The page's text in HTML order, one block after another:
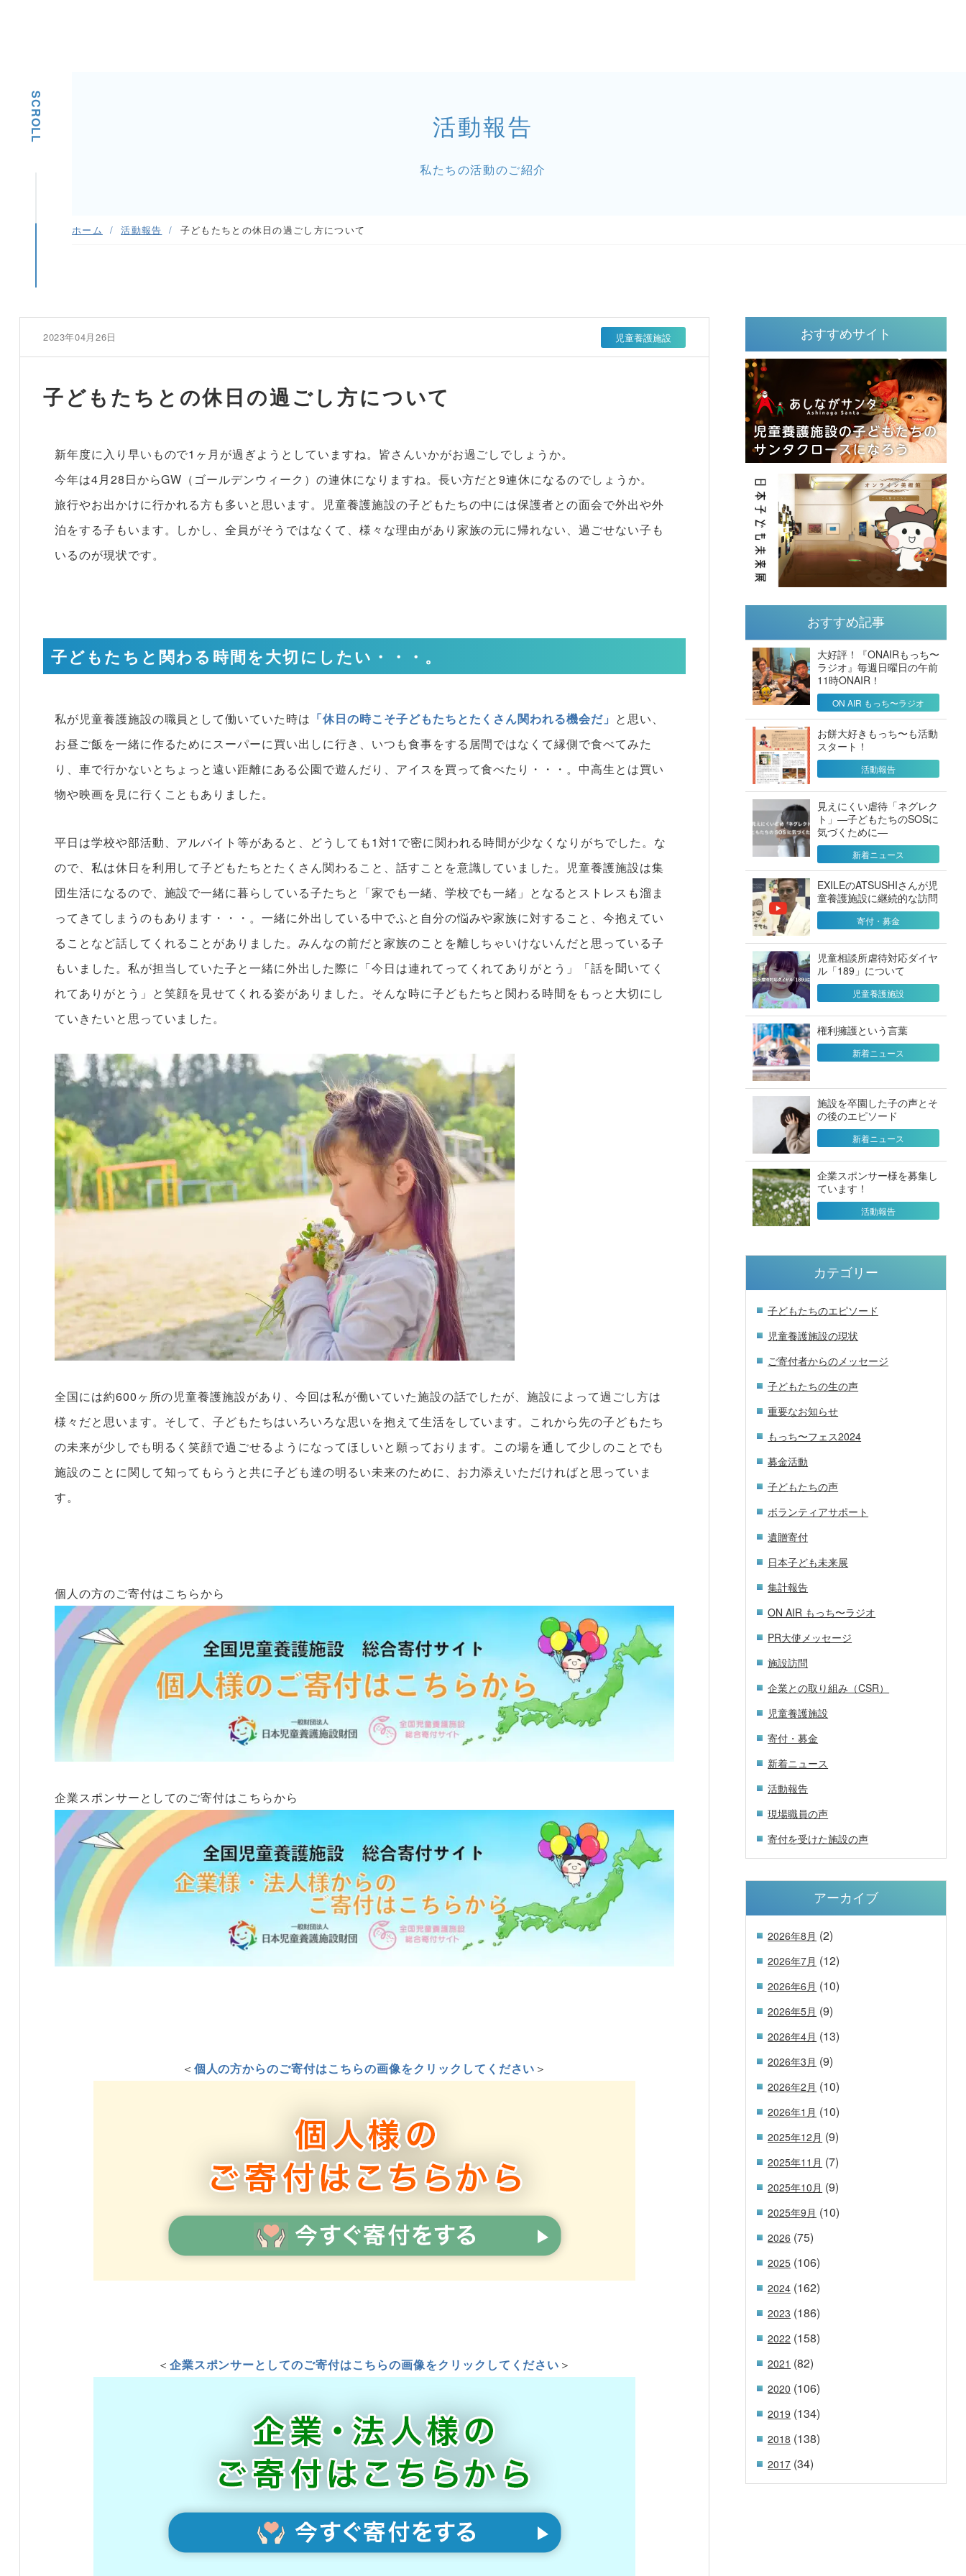
SCROLL 活動報告
私たちの活動のご紹介
ホーム 活動報告 子どもたちとの休日の過ごし方について
2023年04月26日 児童養護施設
子どもたちとの休日の過ごし方について
新年度に入り早いもので1ヶ月が過ぎようとしていますね。皆さんいかがお過ごしでしょうか。
今年は4月28日からGW（ゴールデンウィーク）の連休になりますね。長い方だと9連休になるのでしょうか。
旅行やお出かけに行かれる方も多いと思います。児童養護施設の子どもたちの中には保護者との面会で外出や外
泊をする子もいます。しかし、全員がそうではなくて、様々な理由があり家族の元に帰れない、過ごせない子も
いるのが現状です。
子どもたちと関わる時間を大切にしたい・・・。
私が児童養護施設の職員として働いていた時は 「休日の時こそ子どもたちとたくさん関われる機会だ」 と思い、
お昼ご飯を一緒に作るためにスーパーに買い出しに行き、いつも食事をする居間ではなくて縁側で食べてみた
り、車で行かないとちょっと遠い距離にある公園で遊んだり、アイスを買って食べたり・・・。中高生とは買い
物や映画を見に行くこともありました。
平日は学校や部活動、アルバイト等があると、どうしても1対1で密に関われる時間が少なくなりがちでした。な
ので、私は休日を利用して子どもたちとたくさん関わること、話すことを意識していました。児童養護施設は集
団生活になるので、施設で一緒に暮らしている子たちと「家でも一緒、学校でも一緒」となるとストレスも溜ま
ってきてしまうのもあります・・・。一緒に外出している中でふと自分の悩みや家族に対すること、今抱えてい
ることなど話してくれることがありました。みんなの前だと家族のことを離しちゃいけないんだと思っている子
もいました。私が担当していた子と一緒に外出した際に「今日は連れてってくれてありがとう」「話を聞いてく
れてありがとう」と笑顔を見せてくれる姿がありました。そんな時に子どもたちと関わる時間をもっと大切にし
ていきたいと思っていました。
全国には約600ヶ所の児童養護施設があり、今回は私が働いていた施設の話でしたが、施設によって過ごし方は
様々だと思います。そして、子どもたちはいろいろな思いを抱えて生活をしています。これから先の子どもたち
の未来が少しでも明るく笑顔で過ごせるようになってほしいと願っております。この場を通して少しのことでも
施設のことに関して知ってもらうと共に子ども達の明るい未来のために、お力添えいただければと思っていま
す。
個人の方のご寄付はこちらから
企業スポンサーとしてのご寄付はこちらから
＜ 個人の方からのご寄付はこちらの画像をクリックしてください ＞
＜ 企業スポンサーとしてのご寄付はこちらの画像をクリックしてください ＞
おすすめサイト
おすすめ記事
大好評！『ONAIRもっち〜
ラジオ』毎週日曜日の午前
11時ONAIR！
ON AIR もっち〜ラジオ
お餅大好きもっち〜も活動
スタート！
活動報告
見えにくい虐待「ネグレク
ト」―子どもたちのSOSに
気づくために―
新着ニュース
EXILEのATSUSHIさんが児
童養護施設に継続的な訪問
寄付・募金
児童相談所虐待対応ダイヤ
ル「189」について
児童養護施設
権利擁護という言葉
新着ニュース
施設を卒園した子の声とそ
の後のエピソード
新着ニュース
企業スポンサー様を募集し
ています！
活動報告
カテゴリー
子どもたちのエピソード
児童養護施設の現状
ご寄付者からのメッセージ
子どもたちの生の声
重要なお知らせ
もっち〜フェス2024
募金活動
子どもたちの声
ボランティアサポート
遺贈寄付
日本子ども未来展
集計報告
ON AIR もっち〜ラジオ
PR大使メッセージ
施設訪問
企業との取り組み（CSR）
児童養護施設
寄付・募金
新着ニュース
活動報告
現場職員の声
寄付を受けた施設の声
アーカイブ
2026年8月 (2)
2026年7月 (12)
2026年6月 (10)
2026年5月 (9)
2026年4月 (13)
2026年3月 (9)
2026年2月 (10)
2026年1月 (10)
2025年12月 (9)
2025年11月 (7)
2025年10月 (9)
2025年9月 (10)
2026 (75)
2025 (106)
2024 (162)
2023 (186)
2022 (158)
2021 (82)
2020 (106)
2019 (134)
2018 (138)
2017 (34)